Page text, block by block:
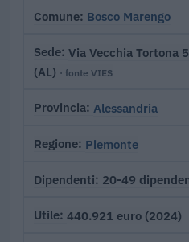
Comune Bosco Marengo
Sede Via Vecchia Tortona
(AL) · fonte VIES
Provincia Alessandria
Regione Piemonte
Dipendenti 20-49
Utile 440.921 euro (2024)